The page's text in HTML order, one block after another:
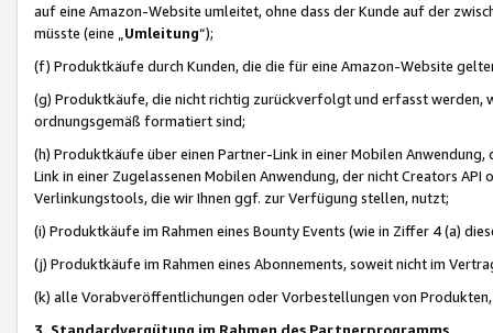
auf eine Amazon-Website umleitet, ohne dass der Kunde auf der
müsste (eine „ Umleitung“);
(f) Produktkäufe durch Kunden, die die für eine Amazon-Website
(g) Produktkäufe, die nicht richtig zurückverfolgt und erfasst werden,
ordnungsgemäß formatiert sind;
(h) Produktkäufe über einen Partner-Link in einer Mobilen
Link in einer Zugelassenen Mobilen Anwendung, der nicht Creators
Verlinkungstools, die wir Ihnen ggf. zur Verfügung stellen, nutzt;
(i) Produktkäufe im Rahmen eines Bounty Events (wie in Ziffer 4 (a)
(j) Produktkäufe im Rahmen eines Abonnements, soweit nicht im
(k) alle Vorabveröffentlichungen oder Vorbestellungen von
3. Standardvergütung im Rahmen des Partnerprogramms